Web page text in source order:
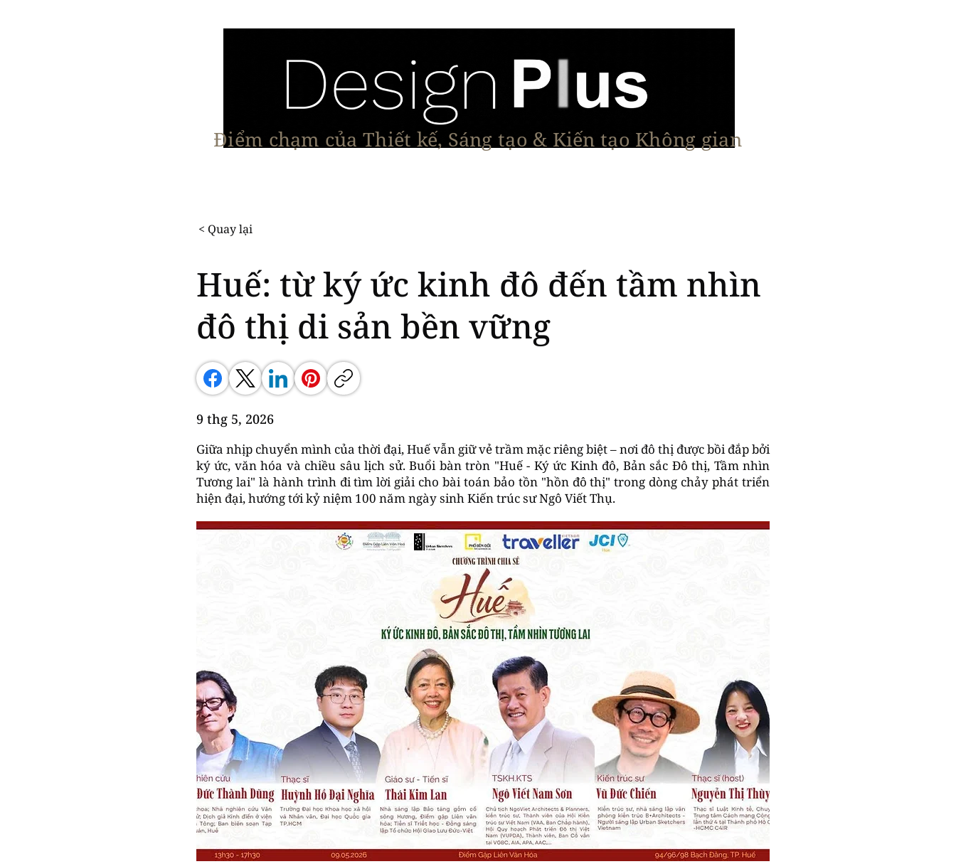
Điểm chạm của Thiết kế, Sáng tạo & Kiến tạo Không gian
< Quay lại
Huế: từ ký ức kinh đô đến tầm nhìn
đô thị di sản bền vững
9 thg 5, 2026
Giữa nhịp chuyển mình của thời đại, Huế vẫn giữ vẻ trầm mặc riêng biệt – nơi đô thị được bồi đắp bởi
ký ức, văn hóa và chiều sâu lịch sử. Buổi bàn tròn "Huế - Ký ức Kinh đô, Bản sắc Đô thị, Tầm nhìn
Tương lai" là hành trình đi tìm lời giải cho bài toán bảo tồn "hồn đô thị" trong dòng chảy phát triển
hiện đại, hướng tới kỷ niệm 100 năm ngày sinh Kiến trúc sư Ngô Viết Thụ.